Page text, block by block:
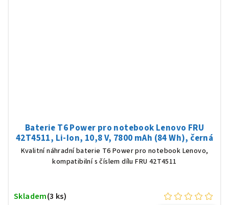
Baterie T6 Power pro notebook Lenovo FRU
42T4511, Li-Ion, 10,8 V, 7800 mAh (84 Wh), černá
Kvalitní náhradní baterie T6 Power pro notebook Lenovo,
kompatibilní s číslem dílu FRU 42T4511
Skladem(3 ks)